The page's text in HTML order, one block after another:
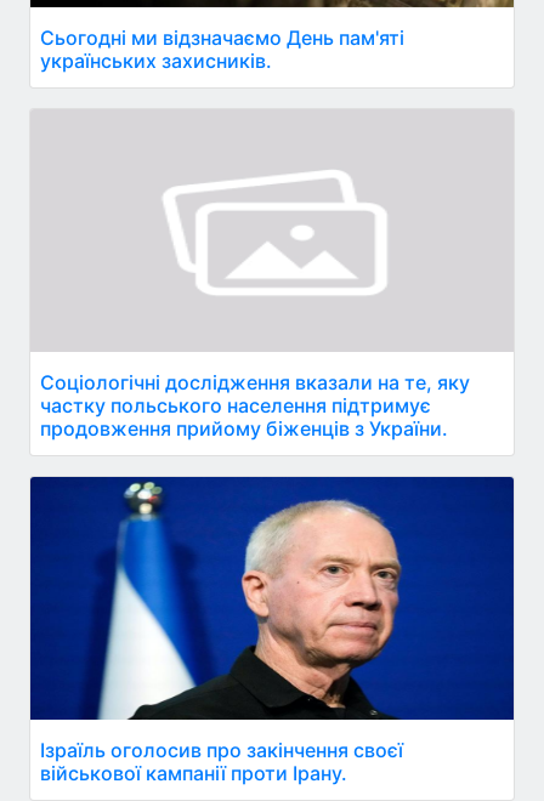
Сьогодні ми відзначаємо День пам'яті
українських захисників.
Соціологічні дослідження вказали на те, яку
частку польського населення підтримує
продовження прийому біженців з України.
Ізраїль оголосив про закінчення своєї
військової кампанії проти Ірану.